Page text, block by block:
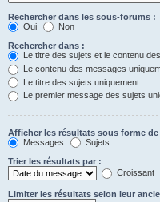
Rechercher dans les sous-forums :
Oui
Non
Rechercher dans :
Le titre des sujets et le contenu
Le contenu des messages
Le titre des sujets uniquement
Le premier message des sujets
Afficher les résultats sous forme de
Messages
Sujets
Trier les résultats par :
Croissant
Limiter les résultats selon leur